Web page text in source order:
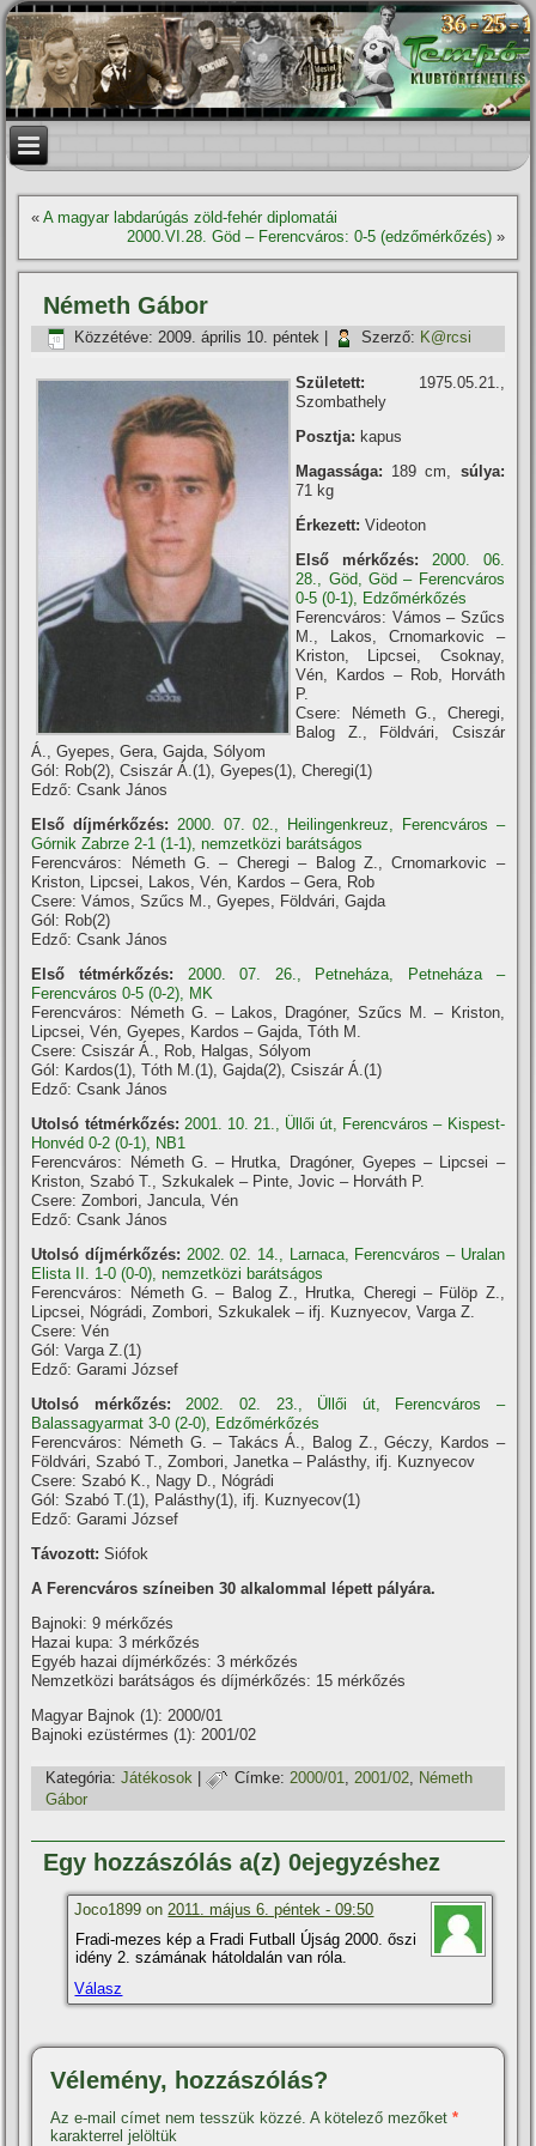
«A magyar labdarúgás zöld-fehér diplomatái
2000.VI.28. Göd – Ferencváros: 0-5 (edzőmérkőzés)»
Németh Gábor
Közzétéve: 2009. április 10. péntek Szerző: K@rcsi
Született: 1975.05.21.,
Szombathely
Posztja: kapus
Magassága: 189 cm, súlya:
71 kg
Érkezett: Videoton
Első mérkőzés:
2000. 06.
28., Göd, Göd – Ferencváros
0-5 (0-1), Edzőmérkőzés
Ferencváros: Vámos – Szűcs
M., Lakos, Crnomarkovic –
Kriston, Lipcsei, Csoknay,
Vén, Kardos – Rob, Horváth
P.
Csere: Németh G., Cheregi,
Balog Z., Földvári, Csiszár
Á., Gyepes, Gera, Gajda, Sólyom
Gól: Rob(2), Csiszár Á.(1), Gyepes(1), Cheregi(1)
Edző: Csank János
Első díjmérkőzés: 2000. 07. 02., Heilingenkreuz, Ferencváros –
Górnik Zabrze 2-1 (1-1), nemzetközi barátságos
Ferencváros: Németh G. – Cheregi – Balog Z., Crnomarkovic –
Kriston, Lipcsei, Lakos, Vén, Kardos – Gera, Rob
Csere: Vámos, Szűcs M., Gyepes, Földvári, Gajda
Gól: Rob(2)
Edző: Csank János
Első tétmérkőzés:
2000. 07. 26., Petneháza, Petneháza –
Ferencváros 0-5 (0-2), MK
Ferencváros: Németh G. – Lakos, Dragóner, Szűcs M. – Kriston,
Lipcsei, Vén, Gyepes, Kardos – Gajda, Tóth M.
Csere: Csiszár Á., Rob, Halgas, Sólyom
Gól: Kardos(1), Tóth M.(1), Gajda(2), Csiszár Á.(1)
Edző: Csank János
Utolsó tétmérkőzés: 2001. 10. 21., Üllői út, Ferencváros – Kispest-
Honvéd 0-2 (0-1), NB1
Ferencváros: Németh G. – Hrutka, Dragóner, Gyepes – Lipcsei –
Kriston, Szabó T., Szkukalek – Pinte, Jovic – Horváth P.
Csere: Zombori, Jancula, Vén
Edző: Csank János
Utolsó díjmérkőzés: 2002. 02. 14., Larnaca, Ferencváros – Uralan
Elista II. 1-0 (0-0), nemzetközi barátságos
Ferencváros: Németh G. – Balog Z., Hrutka, Cheregi – Fülöp Z.,
Lipcsei, Nógrádi, Zombori, Szkukalek – ifj. Kuznyecov, Varga Z.
Csere: Vén
Gól: Varga Z.(1)
Edző: Garami József
Utolsó mérkőzés:2002. 02. 23., Üllői út, Ferencváros –
Balassagyarmat 3-0 (2-0), Edzőmérkőzés
Ferencváros: Németh G. – Takács Á., Balog Z., Géczy, Kardos –
Földvári, Szabó T., Zombori, Janetka – Palásthy, ifj. Kuznyecov
Csere: Szabó K., Nagy D., Nógrádi
Gól: Szabó T.(1), Palásthy(1), ifj. Kuznyecov(1)
Edző: Garami József
Távozott: Siófok
A Ferencváros szí­neiben 30 alkalommal lépett pályára.
Bajnoki: 9 mérkőzés
Hazai kupa: 3 mérkőzés
Egyéb hazai dí­jmérkőzés: 3 mérkőzés
Nemzetközi barátságos és dí­jmérkőzés: 15 mérkőzés
Magyar Bajnok (1): 2000/01
Bajnoki ezüstérmes (1): 2001/02
Kategória: Játékosok | Címke: 2000/01,2001/02, Németh
Gábor
Egy hozzászólás a(z) 0ejegyzéshez
Joco1899 on2011. május 6. péntek - 09:50
Fradi-mezes kép a Fradi Futball Újság 2000. őszi
idény 2. számának hátoldalán van róla.
Válasz
Vélemény, hozzászólás?
Az e-mail címet nem tesszük közzé. A kötelező mezőket*
karakterrel jelöltük